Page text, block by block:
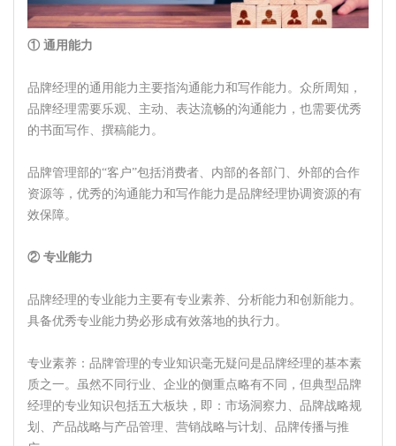
① 通用能力
品牌经理的通用能力主要指沟通能力和写作能力。众所周知，
品牌经理需要乐观、主动、表达流畅的沟通能力，也需要优秀
的书面写作、撰稿能力。
品牌管理部的“客户”包括消费者、内部的各部门、外部的合作
资源等，优秀的沟通能力和写作能力是品牌经理协调资源的有
效保障。
② 专业能力
品牌经理的专业能力主要有专业素养、分析能力和创新能力。
具备优秀专业能力势必形成有效落地的执行力。
专业素养：品牌管理的专业知识毫无疑问是品牌经理的基本素
质之一。虽然不同行业、企业的侧重点略有不同，但典型品牌
经理的专业知识包括五大板块，即：市场洞察力、品牌战略规
划、产品战略与产品管理、营销战略与计划、品牌传播与推